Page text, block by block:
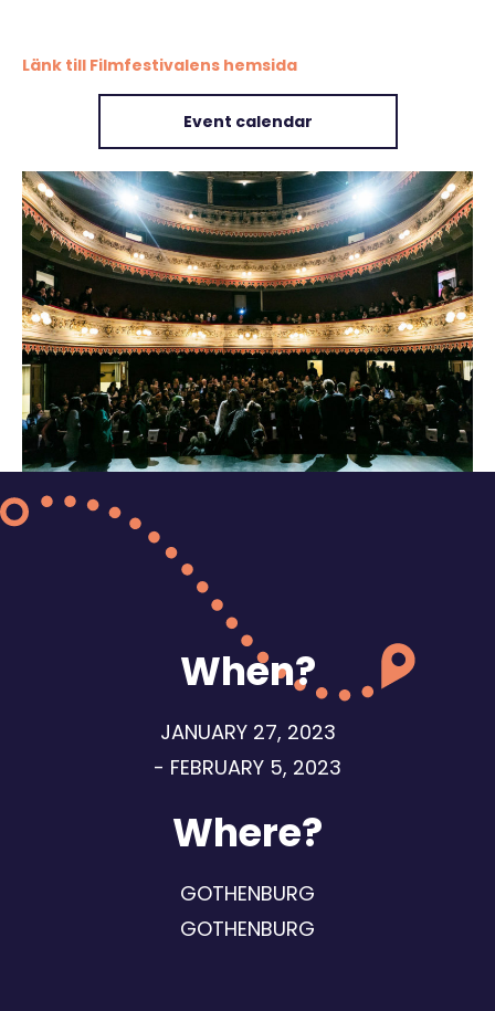
Länk till Filmfestivalens hemsida
Event calendar
When?
JANUARY 27, 2023
- FEBRUARY 5, 2023
Where?
GOTHENBURG
GOTHENBURG